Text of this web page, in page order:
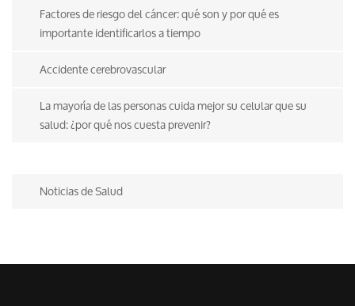
Factores de riesgo del cáncer: qué son y por qué es
importante identificarlos a tiempo
Accidente cerebrovascular
La mayoría de las personas cuida mejor su celular que su
salud: ¿por qué nos cuesta prevenir?
Noticias de Salud